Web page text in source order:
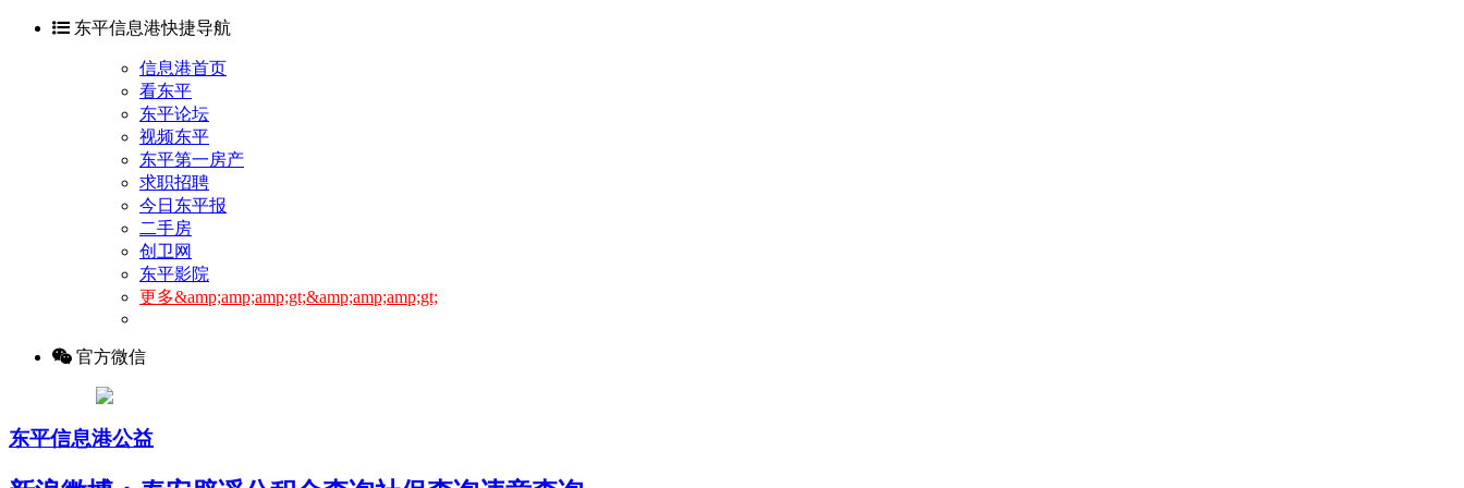
东平信息港快捷导航
信息港首页
看东平
东平论坛
视频东平
东平第一房产
求职招聘
今日东平报
二手房
创卫网
东平影院
更多&amp;amp;amp;gt;&amp;amp;amp;gt;
官方微信
东平信息港公益